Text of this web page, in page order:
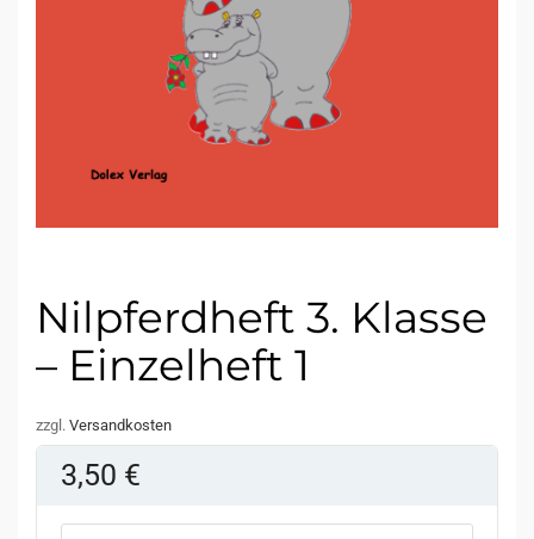
Nilpferdheft 3. Klasse
– Einzelheft 1
zzgl. Versandkosten
3,50 €